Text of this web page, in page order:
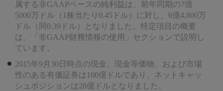
属する非GAAPベースの純利益は、前年同期の7億
5000万ドル（1株当たり0.45ドル）に対し、6億4,800万
ドル（同0.39ドル）となりました。特定項目の概要
は、「非GAAP財務情報の使用」セクションで説明し
ています。
2015年9月30日時点の現金、現金等価物、および市場
性のある有価証券は100億ドルであり、ネットキャッ
シュポジションは28億ドルとなりました。